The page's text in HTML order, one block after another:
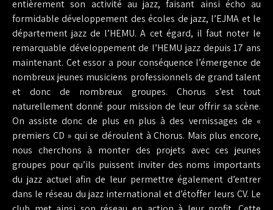
entièrement son activité au jazz, faisant ainsi écho au
formidable développement des écoles de jazz, l’EJMA et le
département jazz de l’HEMU. A cet égard, il faut noter le
remarquable développement de l’HEMU jazz depuis 17 ans
maintenant. Cet essor a pour conséquence l’émergence de
nombreux jeunes musiciens professionnels de grand talent
et donc de nombreux groupes. Chorus s’est tout
naturellement donné pour mission de leur offrir sa scène.
On assiste donc de plus en plus à des vernissages de «
premiers CD » qui se déroulent à Chorus. Mais plus encore,
nous cherchons à monter des projets avec ces jeunes
groupes pour qu’ils puissent inviter des noms importants
du jazz actuel afin de leur permettre également d’entrer
dans le réseau du jazz international et d’étoffer leurs CV. Le